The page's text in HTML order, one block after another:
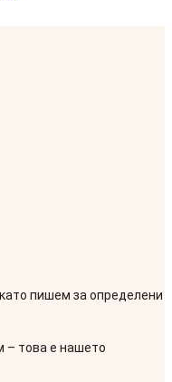
пишем за определени
– това е нашето